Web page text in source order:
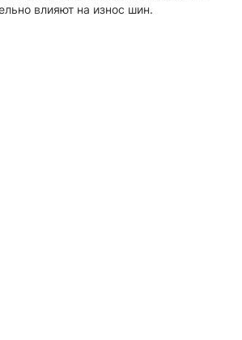
влияют на износ шин.